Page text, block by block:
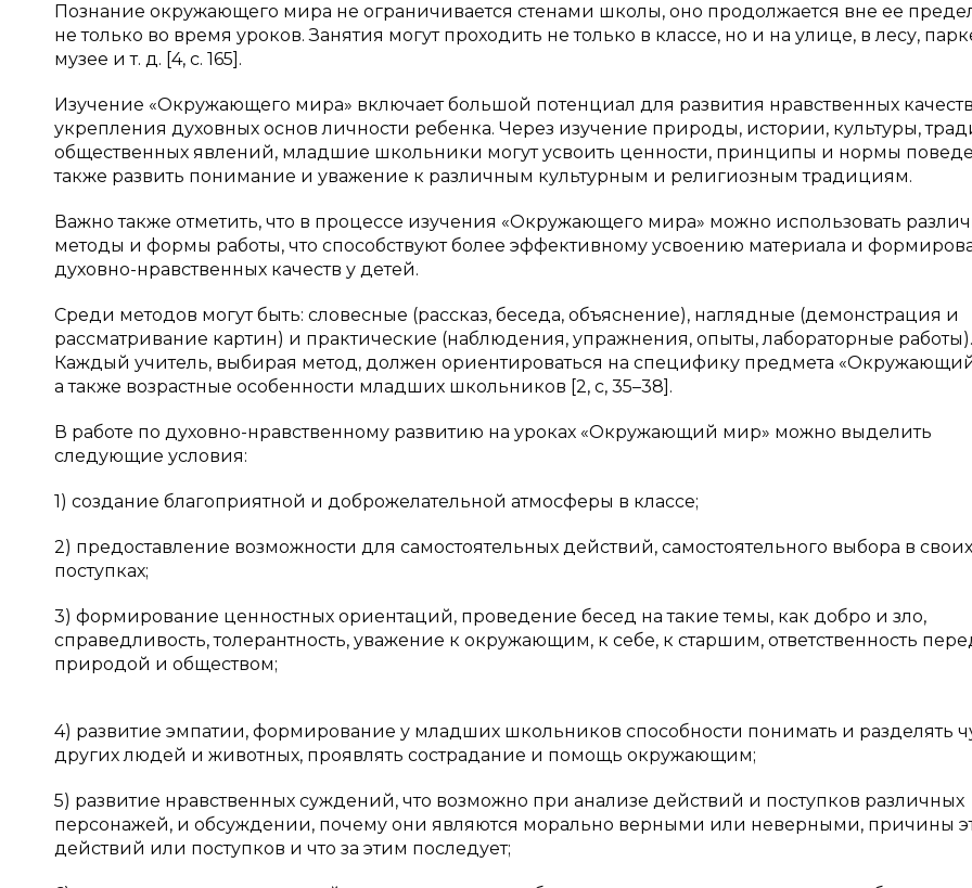
Познание окружающего мира не ограничивается стенами школы, оно продолжается вне ее
не только во время уроков. Занятия могут проходить не только в классе, но и на улице, в лесу,
музее и т. д. [4, с. 165].
Изучение «Окружающего мира» включает большой потенциал для развития нравственных
укрепления духовных основ личности ребенка. Через изучение природы, истории, культуры,
общественных явлений, младшие школьники могут усвоить ценности, принципы и нормы
также развить понимание и уважение к различным культурным и религиозным традициям.
Важно также отметить, что в процессе изучения «Окружающего мира» можно использовать
методы и формы работы, что способствуют более эффективному усвоению материала и
духовно-нравственных качеств у детей.
Среди методов могут быть: словесные (рассказ, беседа, объяснение), наглядные (демонстрация и
рассматривание картин) и практические (наблюдения, упражнения, опыты, лабораторные работы).
Каждый учитель, выбирая метод, должен ориентироваться на специфику предмета
а также возрастные особенности младших школьников [2, с, 35–38].
В работе по духовно-нравственному развитию на уроках «Окружающий мир» можно выделить
следующие условия:
1) создание благоприятной и доброжелательной атмосферы в классе;
2) предоставление возможности для самостоятельных действий, самостоятельного выбора в своих
поступках;
3) формирование ценностных ориентаций, проведение бесед на такие темы, как добро и зло,
справедливость, толерантность, уважение к окружающим, к себе, к старшим, ответственность
природой и обществом;
4) развитие эмпатии, формирование у младших школьников способности понимать и разделять
других людей и животных, проявлять сострадание и помощь окружающим;
5) развитие нравственных суждений, что возможно при анализе действий и поступков различных
персонажей, и обсуждении, почему они являются морально верными или неверными, причины
действий или поступков и что за этим последует;